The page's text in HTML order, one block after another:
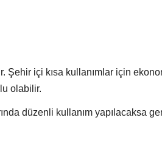
Şehir içi kısa kullanımlar için
olabilir.
düzenli kullanım yapılacaksa